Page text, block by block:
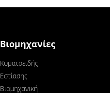
Βιομηχανίες
Κυματοειδής
Εστίασης
Βιομηχανική